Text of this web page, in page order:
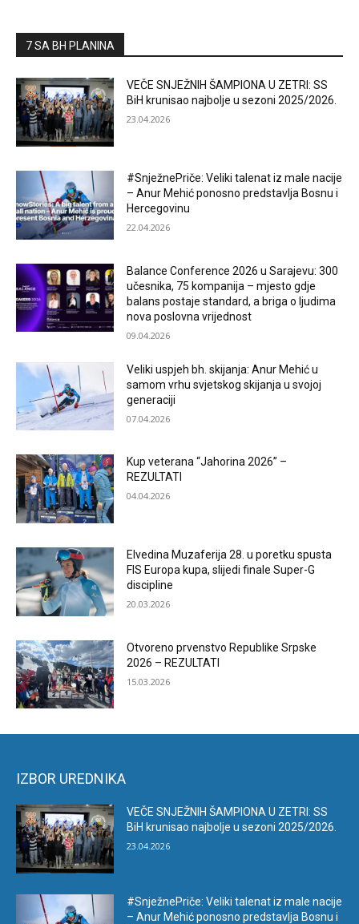
7 SA BH PLANINA
VEČE SNJEŽNIH ŠAMPIONA U ZETRI: SS
BiH krunisao najbolje u sezoni 2025/2026.
23.04.2026
#SnježnePriče: Veliki talenat iz male nacije
– Anur Mehić ponosno predstavlja Bosnu i
Hercegovinu
22.04.2026
Balance Conference 2026 u Sarajevu: 300
učesnika, 75 kompanija – mjesto gdje
balans postaje standard, a briga o ljudima
nova poslovna vrijednost
09.04.2026
Veliki uspjeh bh. skijanja: Anur Mehić u
samom vrhu svjetskog skijanja u svojoj
generaciji
07.04.2026
Kup veterana “Jahorina 2026” –
REZULTATI
04.04.2026
Elvedina Muzaferija 28. u poretku spusta
FIS Europa kupa, slijedi finale Super-G
discipline
20.03.2026
Otvoreno prvenstvo Republike Srpske
2026 – REZULTATI
15.03.2026
IZBOR UREDNIKA
VEČE SNJEŽNIH ŠAMPIONA U ZETRI: SS
BiH krunisao najbolje u sezoni 2025/2026.
23.04.2026
#SnježnePriče: Veliki talenat iz male nacije
– Anur Mehić ponosno predstavlja Bosnu i